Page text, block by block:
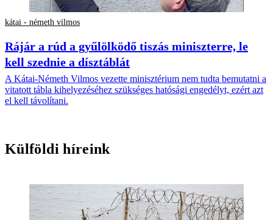
kátai - németh vilmos
Rájár a rúd a gyűlölködő tiszás miniszterre, le
kell szednie a dísztáblát
A Kátai-Németh Vilmos vezette minisztérium nem tudta bemutatni a
vitatott tábla kihelyezéséhez szükséges hatósági engedélyt, ezért azt
el kell távolítani.
Külföldi híreink